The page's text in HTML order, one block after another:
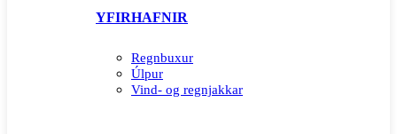
YFIRHAFNIR
Regnbuxur
Úlpur
Vind- og regnjakkar